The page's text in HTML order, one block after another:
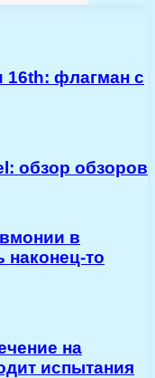
16th: флагман с
обзор обзоров
в
наконец-то
на
испытания